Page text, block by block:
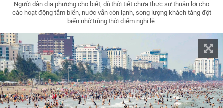
Người dân địa phương cho biết, dù thời tiết chưa thực sự thuận lợi cho
các hoạt động tắm biển, nước vẫn còn lạnh, song lượng khách tăng đột
biến nhờ trùng thời điểm nghỉ lễ.